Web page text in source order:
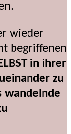
wieder
begriffenen
in ihrer
zu
wandelnde